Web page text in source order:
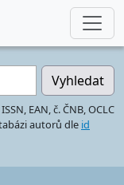
Vyhledat
EAN, č. ČNB, OCLC
autorů dle id